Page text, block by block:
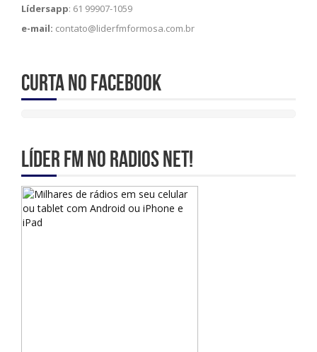
Lídersapp: 61 99907-1059
e-mail: contato@liderfmformosa.com.br
Curta no Facebook
Líder Fm no Radios Net!